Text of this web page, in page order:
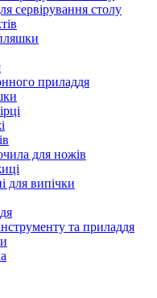
сервірування столу
приладдя
для ножів
для випічки
та приладдя